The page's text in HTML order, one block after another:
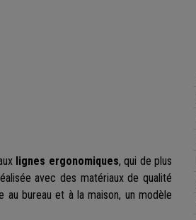
lignes ergonomiques, qui de plus
avec des matériaux de qualité
au bureau et à la maison, un modèle